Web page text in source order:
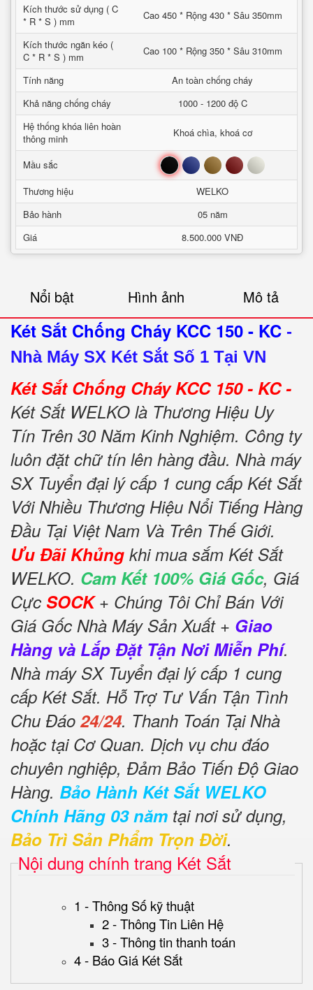
Kích thước sử dụng ( C
* R * S ) mm
Cao 450 * Rộng 430 * Sâu 350mm
Kích thước ngăn kéo (
C * R * S ) mm
Cao 100 * Rộng 350 * Sâu 310mm
Tính năng
An toàn chống cháy
Khả năng chống cháy
1000 - 1200 độ C
Hệ thống khóa liên hoàn
thông minh
Khoá chìa, khoá cơ
Mầu sắc Đen Xanh Nâu Đỏ Trắng
Thương hiệu
WELKO
Bảo hành
05 năm
Giá
8.500.000 VNĐ
Nổi bật Hình ảnh Mô tả
Két Sắt Chống Cháy KCC 150 - KC -
Nhà Máy SX Két Sắt Số 1 Tại VN
Két Sắt Chống Cháy KCC 150 - KC -
Két Sắt WELKO là Thương Hiệu Uy
Tín Trên 30 Năm Kinh Nghiệm. Công ty
luôn đặt chữ tín lên hàng đầu. Nhà máy
SX Tuyển đại lý cấp 1 cung cấp Két Sắt
Với Nhiều Thương Hiệu Nổi Tiếng Hàng
Đầu Tại Việt Nam Và Trên Thế Giới.
Ưu Đãi Khủng khi mua sắm Két Sắt
WELKO. Cam Kết 100% Giá Gốc, Giá
Cực SOCK+ Chúng Tôi Chỉ Bán Với
Giá Gốc Nhà Máy Sản Xuất + Giao
Hàng và Lắp Đặt Tận Nơi Miễn Phí.
Nhà máy SX Tuyển đại lý cấp 1 cung
cấp Két Sắt. Hỗ Trợ Tư Vấn Tận Tình
Chu Đáo 24/24. Thanh Toán Tại Nhà
hoặc tại Cơ Quan. Dịch vụ chu đáo
chuyên nghiệp, Đảm Bảo Tiến Độ Giao
Hàng. Bảo Hành Két Sắt WELKO
Chính Hãng 03 năm tại nơi sử dụng,
Bảo Trì Sản Phẩm Trọn Đời.
Nội dung chính trang Két Sắt
1 - Thông Số kỹ thuật
2 - Thông Tin Liên Hệ
3 - Thông tin thanh toán
4 - Báo Giá Két Sắt